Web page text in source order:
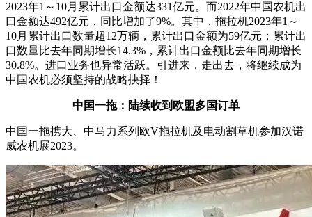
2023年1 ～ 10月累计出口金额达331亿元。而2022年中国农机出
口金额达492亿元，同比增加了9%。其中，拖拉机2023年1 ～
10月累计出口数量超12万辆，累计出口金额为59亿元；累计出
口数量比去年同期增长14.3% ，累计出口金额比去年同期增长
30.8%。进口业务也异常活跃。引进来，走出去，将继续成为
中国农机必须坚持的战略抉择！
中国一拖：陆续收到欧盟多国订单
中国一拖携大、中马力系列欧V拖拉机及电动割草机参加汉诺
威农机展2023。